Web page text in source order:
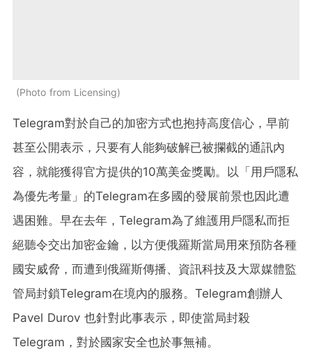
Photo from Licensing
Telegram對於自己的加密方式也抱持高度信心，早前
甚至公開表示，只要有人能夠破解已被攔截的通訊內
容，就能獲得官方提供的10萬美金獎勵。以「用戶隱私
為優先考量」的Telegram在多國的發展前景也因此遭
遇困難。早在去年，Telegram為了維護用戶隱私而拒
絕聽令交出加密金鑰，以方便俄羅斯當局用來預防各種
國安威脅，而遭到俄羅斯傳播、資訊科技及大眾媒體監
管局封鎖Telegram在境內的服務。Telegram創辦人
Pavel Durov 也針對此事表示，即使當局封殺
Telegram，對於國家安全也於事無補。